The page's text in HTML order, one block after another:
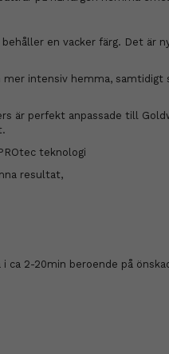
en vacker färg. Det är
mer intensiv hemma,
är perfekt anpassade till
teknologi
resultat,
ca 2-20min beroende på